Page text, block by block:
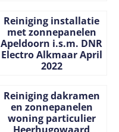
Reiniging installatie
met zonnepanelen
Apeldoorn i.s.m. DNR
Electro Alkmaar April
2022
Reiniging dakramen
en zonnepanelen
woning particulier